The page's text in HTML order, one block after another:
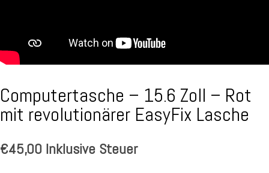
Computertasche – 15.6 Zoll – Rot
mit revolutionärer EasyFix Lasche
€45,00 Inklusive Steuer